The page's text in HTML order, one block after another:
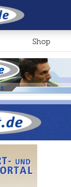
Shop